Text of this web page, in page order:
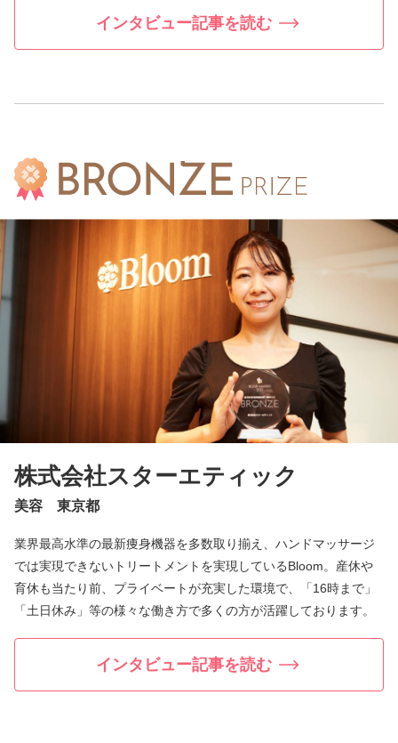
インタビュー記事を読む
株式会社スターエティック
美容 東京都
業界最高水準の最新痩身機器を多数取り揃え、ハンドマッサージ
では実現できないトリートメントを実現しているBloom。産休や
育休も当たり前、プライベートが充実した環境で、「16時まで」
「土日休み」等の様々な働き方で多くの方が活躍しております。
インタビュー記事を読む